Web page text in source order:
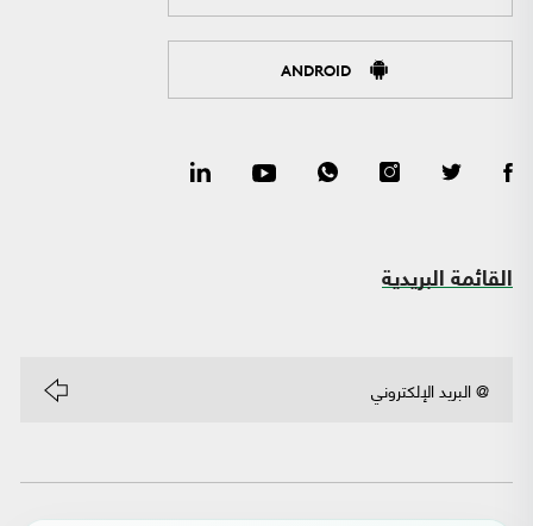
ANDROID
القائمة البريدية